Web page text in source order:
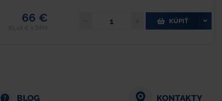
66 € KÚPIŤ
BLOG KONTAKTY